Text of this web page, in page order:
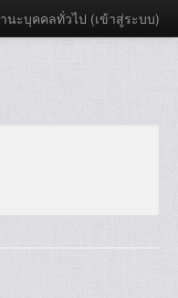
นะบุคคลทั่วไป (เข้าสู่ระบบ)